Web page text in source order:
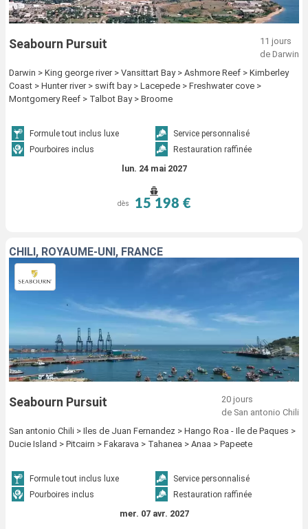
Seabourn Pursuit
11 jours
de Darwin
Darwin > King george river > Vansittart Bay > Ashmore Reef > Kimberley
Coast > Hunter river > swift bay > Lacepede > Freshwater cove >
Montgomery Reef > Talbot Bay > Broome
Formule tout inclus luxe
Service personnalisé
Pourboires inclus
Restauration raffinée
lun. 24 mai 2027
dès 15 198 €
CHILI, ROYAUME-UNI, FRANCE
Seabourn Pursuit
20 jours
de San antonio Chili
San antonio Chili > Iles de Juan Fernandez > Hango Roa - Ile de Paques >
Ducie Island > Pitcairn > Fakarava > Tahanea > Anaa > Papeete
Formule tout inclus luxe
Service personnalisé
Pourboires inclus
Restauration raffinée
mer. 07 avr. 2027